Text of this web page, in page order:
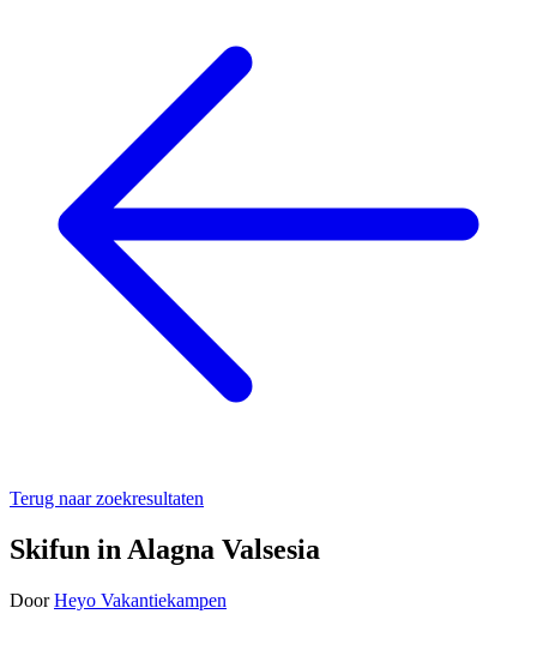
Terug naar zoekresultaten
Skifun in Alagna Valsesia
Door Heyo Vakantiekampen